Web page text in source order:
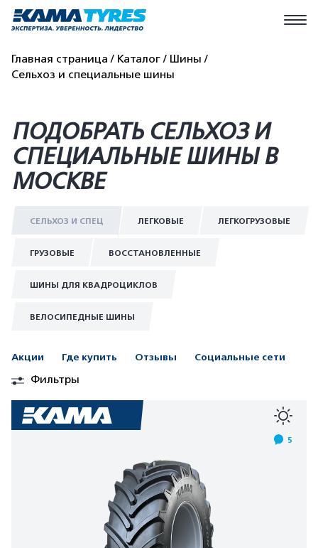
Главная страница Каталог
Шины
Сельхоз и специальные шины
ПОДОБРАТЬ СЕЛЬХОЗ И
СПЕЦИАЛЬНЫЕ ШИНЫ В
МОСКВЕ
СЕЛЬХОЗ И СПЕЦ ЛЕГКОВЫЕ ЛЕГКОГРУЗОВЫЕ
ГРУЗОВЫЕ ВОССТАНОВЛЕННЫЕ
ШИНЫ ДЛЯ КВАДРОЦИКЛОВ
ВЕЛОСИПЕДНЫЕ ШИНЫ
Акции Где купить Отзывы Социальные сети
Фильтры
5